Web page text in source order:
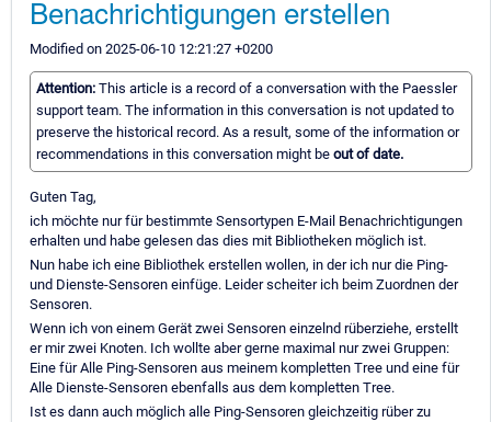
Benachrichtigungen erstellen
Modified on 2025-06-10 12:21:27 +0200
Attention: This article is a record of a conversation with the Paessler
support team. The information in this conversation is not updated to
preserve the historical record. As a result, some of the information or
recommendations in this conversation might be out of date.
Guten Tag,
ich möchte nur für bestimmte Sensortypen E-Mail Benachrichtigungen
erhalten und habe gelesen das dies mit Bibliotheken möglich ist.
Nun habe ich eine Bibliothek erstellen wollen, in der ich nur die Ping-
und Dienste-Sensoren einfüge. Leider scheiter ich beim Zuordnen der
Sensoren.
Wenn ich von einem Gerät zwei Sensoren einzelnd rüberziehe, erstellt
er mir zwei Knoten. Ich wollte aber gerne maximal nur zwei Gruppen:
Eine für Alle Ping-Sensoren aus meinem kompletten Tree und eine für
Alle Dienste-Sensoren ebenfalls aus dem kompletten Tree.
Ist es dann auch möglich alle Ping-Sensoren gleichzeitig rüber zu